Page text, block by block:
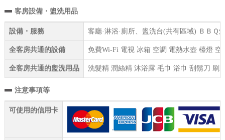
客房設備・盥洗用品
設備・服務 客廳·淋浴·廁所、盥洗台(共有區域) ＢＢ
全客房共通的設備 免費Wi-Fi 電視 冰箱 空調 電熱水壺 檯燈
全客房共通的盥洗用品 洗髮精 潤絲精 沐浴露 毛巾 浴巾 刮鬍刀 刷
注意事項等
可使用的信用卡